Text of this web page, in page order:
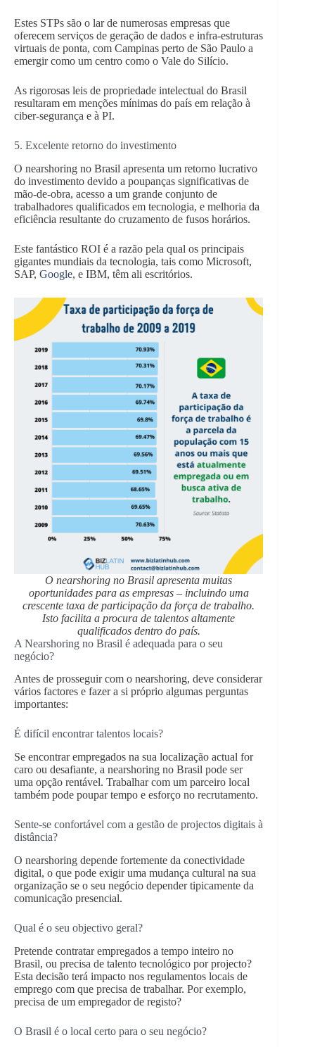
Estes STPs são o lar de numerosas empresas que
oferecem serviços de geração de dados e infra-estruturas
virtuais de ponta, com Campinas perto de São Paulo a
emergir como um centro como o Vale do Silício.
As rigorosas leis de propriedade intelectual do Brasil
resultaram em menções mínimas do país em relação à
ciber-segurança e à PI.
5. Excelente retorno do investimento
O nearshoring no Brasil apresenta um retorno lucrativo
do investimento devido a poupanças significativas de
mão-de-obra, acesso a um grande conjunto de
trabalhadores qualificados em tecnologia, e melhoria da
eficiência resultante do cruzamento de fusos horários.
Este fantástico ROI é a razão pela qual os principais
gigantes mundiais da tecnologia, tais como Microsoft,
SAP, Google, e IBM, têm ali escritórios.
O nearshoring no Brasil apresenta muitas
oportunidades para as empresas – incluindo uma
crescente taxa de participação da força de trabalho.
Isto facilita a procura de talentos altamente
qualificados dentro do país.
A Nearshoring no Brasil é adequada para o seu
negócio?
Antes de prosseguir com o nearshoring, deve considerar
vários factores e fazer a si próprio algumas perguntas
importantes:
É difícil encontrar talentos locais?
Se encontrar empregados na sua localização actual for
caro ou desafiante, a nearshoring no Brasil pode ser
uma opção rentável. Trabalhar com um parceiro local
também pode poupar tempo e esforço no recrutamento.
Sente-se confortável com a gestão de projectos digitais à
distância?
O nearshoring depende fortemente da conectividade
digital, o que pode exigir uma mudança cultural na sua
organização se o seu negócio depender tipicamente da
comunicação presencial.
Qual é o seu objectivo geral?
Pretende contratar empregados a tempo inteiro no
Brasil, ou precisa de talento tecnológico por projecto?
Esta decisão terá impacto nos regulamentos locais de
emprego com que precisa de trabalhar. Por exemplo,
precisa de um empregador de registo?
O Brasil é o local certo para o seu negócio?